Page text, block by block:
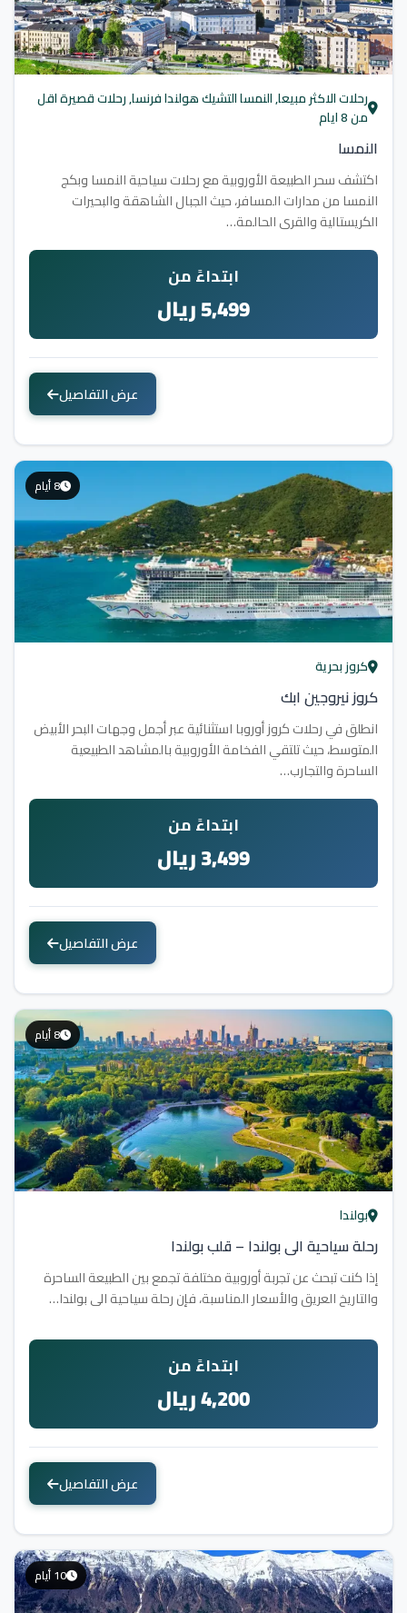
رحلات الاكثر مبيعا, النمسا التشيك هولندا فرنسا, رحلات قصيرة اقل
من 8 ايام
النمسا
اكتشف سحر الطبيعة الأوروبية مع رحلات سياحية النمسا وبكج
النمسا من مدارات المسافر، حيث الجبال الشاهقة والبحيرات
الكريستالية والقرى الحالمة…
ابتداءً من
5,499 ريال
عرض التفاصيل
8 أيام
كروز بحرية
كروز نيروجين ابك
انطلق في رحلات كروز أوروبا استثنائية عبر أجمل وجهات البحر الأبيض
المتوسط، حيث تلتقي الفخامة الأوروبية بالمشاهد الطبيعية
الساحرة والتجارب…
ابتداءً من
3,499 ريال
عرض التفاصيل
8 أيام
بولندا
رحلة سياحية الى بولندا – قلب بولندا
إذا كنت تبحث عن تجربة أوروبية مختلفة تجمع بين الطبيعة الساحرة
والتاريخ العريق والأسعار المناسبة، فإن رحلة سياحية الى بولندا…
ابتداءً من
4,200 ريال
عرض التفاصيل
10 أيام